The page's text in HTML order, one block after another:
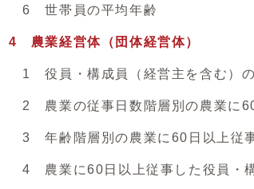
6 世帯員の平均年齢
4 農業経営体（団体経営体）
1 役員・構成員（経営主を含む）の
2 農業の従事日数階層別の農業に60
3 年齢階層別の農業に60日以上従事
4 農業に60日以上従事した役員・構